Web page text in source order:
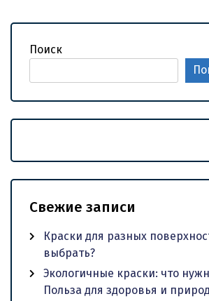
Поиск
Свежие записи
Краски для разных
выбрать?
Экологичные краски: что
Польза для здоровья и